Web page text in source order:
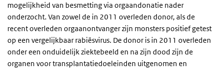
mogelijkheid van besmetting via orgaandonatie nader
onderzocht. Van zowel de in 2011 overleden donor, als de
recent overleden orgaanontvanger zijn monsters positief getest
op een vergelijkbaar rabiësvirus. De donor is in 2011 overleden
onder een onduidelijk ziektebeeld en na zijn dood zijn de
organen voor transplantatiedoeleinden uitgenomen en